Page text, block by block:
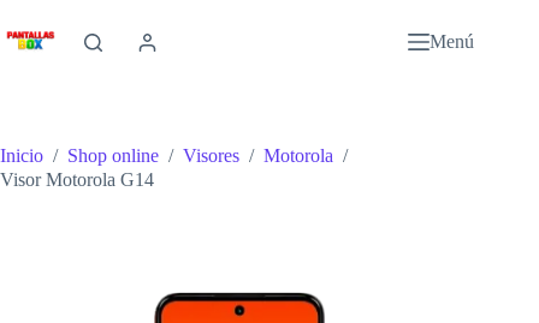
al
contenido
Menú
Inicio / Shop online / Visores / Motorola /
Visor Motorola G14